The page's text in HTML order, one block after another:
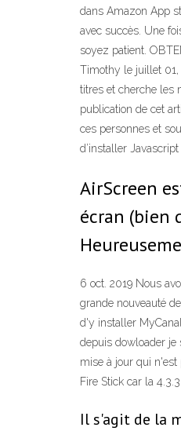
dans Amazon App
avec succès. Une
soyez patient.
Timothy le juillet 01,
titres et cherche les
publication de cet
ces personnes et
d’installer
AirScreen
écran (bien
6 oct. 2019 Nous
grande nouveauté
d'y installer
depuis dowloader
mise à jour qui
Fire Stick car la
Il s'agit de la